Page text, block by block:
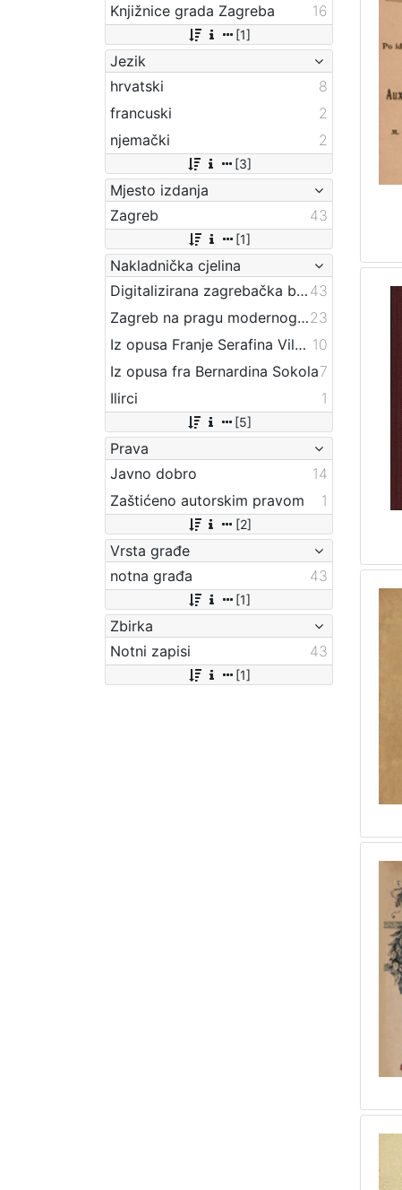
Knjižnice grada Zagreba
16
[1]
Jezik
hrvatski
8
francuski
2
njemački
2
[3]
Mjesto izdanja
Zagreb
43
[1]
Nakladnička cjelina
Digitalizirana zagrebačka baština 43
Zagreb na pragu modernog doba23
Iz opusa Franje Serafina Vilhara-Kalskog 10
Iz opusa fra Bernardina Sokola7
Ilirci
1
[5]
Prava
Javno dobro
14
Zaštićeno autorskim pravom
1
[2]
Vrsta građe
notna građa
43
[1]
Zbirka
Notni zapisi
43
[1]